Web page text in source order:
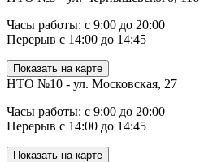
Часы работы: с 9:00 до 20:00
Перерыв с 14:00 до 14:45
Показать на карте
НТО №10 - ул. Московская, 27
Часы работы: с 9:00 до 20:00
Перерыв с 14:00 до 14:45
Показать на карте